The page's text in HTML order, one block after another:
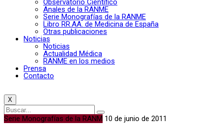
Observatorio Científico
Anales de la RANME
Serie Monografías de la RANME
Libro RR.AA. de Medicina de España
Otras publicaciones
Noticias
Noticias
Actualidad Médica
RANME en los medios
Prensa
Contacto
X
Serie Monografías de la RANM 10 de junio de 2011